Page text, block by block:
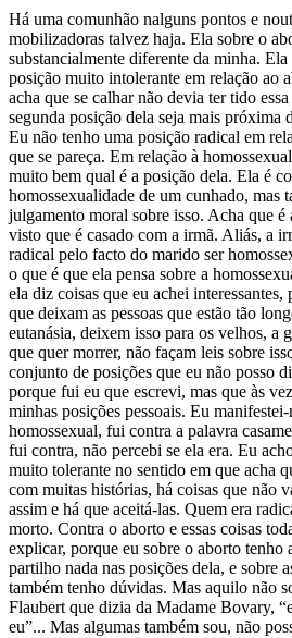
Há uma comunhão nalguns pontos e
mobilizadoras talvez haja. Ela sobre o
substancialmente diferente da minha.
posição muito intolerante em relação ao
acha que se calhar não devia ter tido
segunda posição dela seja mais próxima
Eu não tenho uma posição radical em
que se pareça. Em relação à
muito bem qual é a posição dela. Ela é
homossexualidade de um cunhado, mas
julgamento moral sobre isso. Acha que é
visto que é casado com a irmã. Aliás, a
radical pelo facto do marido ser
o que é que ela pensa sobre a
ela diz coisas que eu achei
que deixam as pessoas que estão tão
eutanásia, deixem isso para os velhos, a
que quer morrer, não façam leis sobre
conjunto de posições que eu não posso
porque fui eu que escrevi, mas que às
minhas posições pessoais. Eu
homossexual, fui contra a palavra
fui contra, não percebi se ela era. Eu
muito tolerante no sentido em que acha
com muitas histórias, há coisas que não
assim e há que aceitá-las. Quem era
morto. Contra o aborto e essas coisas
explicar, porque eu sobre o aborto tenho
partilho nada nas posições dela, e sobre
também tenho dúvidas. Mas aquilo não
Flaubert que dizia da Madame Bovary,
eu”... Mas algumas também sou, não